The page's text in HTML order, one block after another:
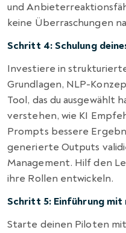
und
keine Überraschungen
Schritt 4: Schulung
Investiere in
Grundlagen, NLP-
Tool, das du ausgewählt
verstehen, wie KI
Prompts bessere
generierte Outputs
Management. Hilf den
ihre Rollen entwickeln.
Schritt 5: Einführung
Starte deinen Piloten